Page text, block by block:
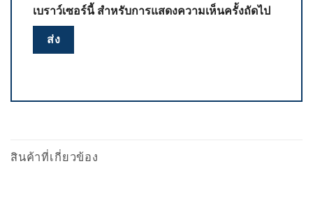
เบราว์เซอร์นี้ สำหรับการแสดงความเห็นครั้งถัดไป
สินค้าที่เกี่ยวข้อง